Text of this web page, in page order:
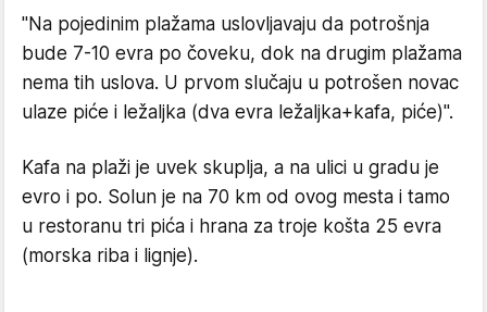
"Na pojedinim plažama uslovljavaju da potrošnja
bude 7-10 evra po čoveku, dok na drugim plažama
nema tih uslova. U prvom slučaju u potrošen novac
ulaze piće i ležaljka (dva evra ležaljka+kafa, piće)".
Kafa na plaži je uvek skuplja, a na ulici u gradu je
evro i po. Solun je na 70 km od ovog mesta i tamo
u restoranu tri pića i hrana za troje košta 25 evra
(morska riba i lignje).